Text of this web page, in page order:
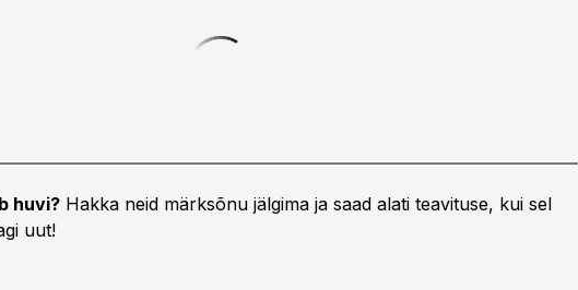
huvi? Hakka neid märksõnu jälgima ja saad alati teavituse, kui sel
uut!